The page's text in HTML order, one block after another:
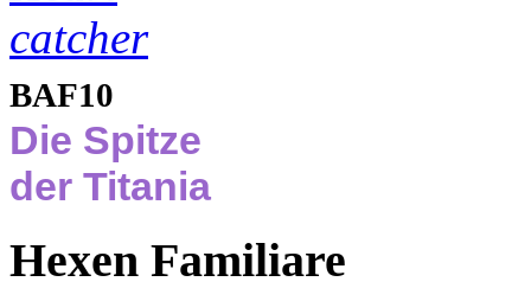
BAF10
Die Spitze
der Titania
Hexen Familiare